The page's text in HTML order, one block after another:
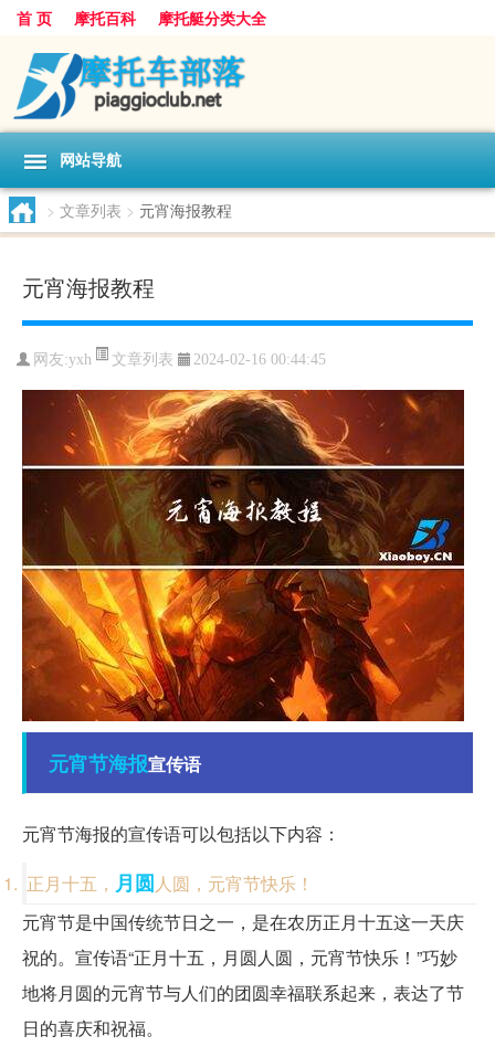
首 页 摩托百科 摩托艇分类大全
网站导航
> 文章列表 > 元宵海报教程
元宵海报教程
网友:yxh 文章列表 2024-02-16 00:44:45
元宵节海报宣传语
元宵节海报的宣传语可以包括以下内容：
正月十五， 月圆人圆，元宵节快乐！
元宵节是中国传统节日之一，是在农历正月十五这一天庆
祝的。宣传语“正月十五，月圆人圆，元宵节快乐！”巧妙
地将月圆的元宵节与人们的团圆幸福联系起来，表达了节
日的喜庆和祝福。